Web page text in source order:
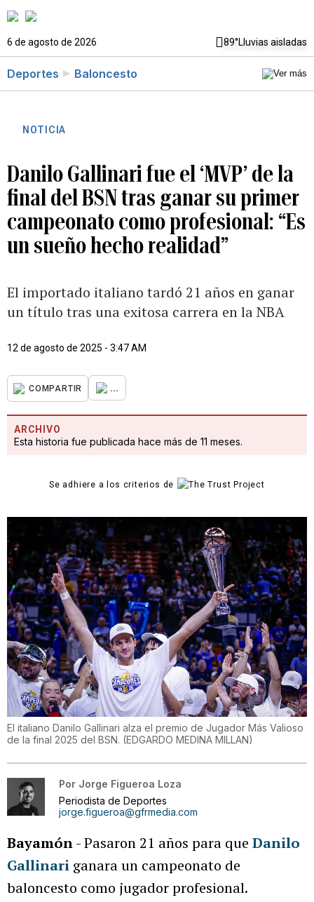
6 de agosto de 2026 89°Lluvias aisladas
Deportes Baloncesto
NOTICIA
Danilo Gallinari fue el ‘MVP’ de la
final del BSN tras ganar su primer
campeonato como profesional: “Es
un sueño hecho realidad”
El importado italiano tardó 21 años en ganar
un título tras una exitosa carrera en la NBA
12 de agosto de 2025 - 3:47 AM
COMPARTIR ...
ARCHIVO
Esta historia fue publicada hace más de 11 meses.
Se adhiere a los criterios de
El italiano Danilo Gallinari alza el premio de Jugador Más Valioso
de la final 2025 del BSN. (EDGARDO MEDINA MILLAN)
Por Jorge Figueroa Loza
Periodista de Deportes
jorge.figueroa@gfrmedia.com
Bayamón- Pasaron 21 años para que Danilo
Gallinari ganara un campeonato de
baloncesto como jugador profesional.